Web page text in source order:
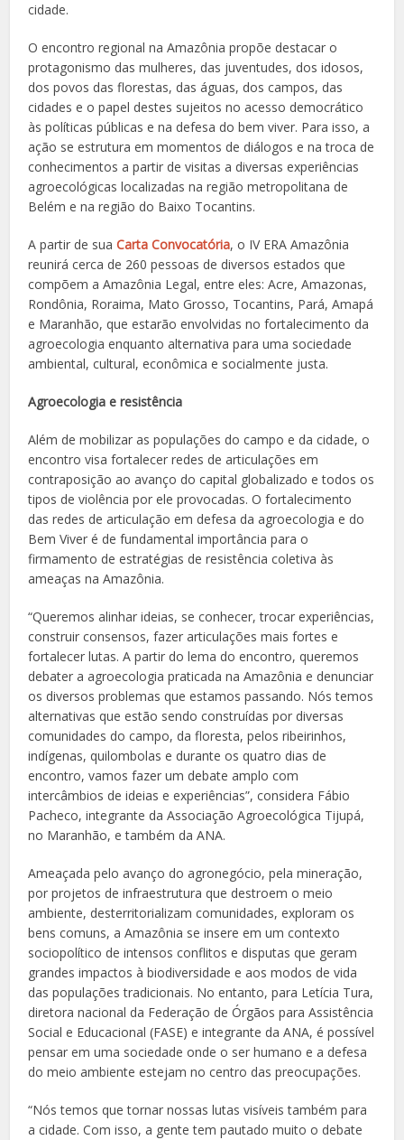
cidade.
O encontro regional na Amazônia propõe destacar o
protagonismo das mulheres, das juventudes, dos idosos,
dos povos das florestas, das águas, dos campos, das
cidades e o papel destes sujeitos no acesso democrático
às políticas públicas e na defesa do bem viver. Para isso, a
ação se estrutura em momentos de diálogos e na troca de
conhecimentos a partir de visitas a diversas experiências
agroecológicas localizadas na região metropolitana de
Belém e na região do Baixo Tocantins.
A partir de sua Carta Convocatória, o IV ERA Amazônia
reunirá cerca de 260 pessoas de diversos estados que
compõem a Amazônia Legal, entre eles: Acre, Amazonas,
Rondônia, Roraima, Mato Grosso, Tocantins, Pará, Amapá
e Maranhão, que estarão envolvidas no fortalecimento da
agroecologia enquanto alternativa para uma sociedade
ambiental, cultural, econômica e socialmente justa.
Agroecologia e resistência
Além de mobilizar as populações do campo e da cidade, o
encontro visa fortalecer redes de articulações em
contraposição ao avanço do capital globalizado e todos os
tipos de violência por ele provocadas. O fortalecimento
das redes de articulação em defesa da agroecologia e do
Bem Viver é de fundamental importância para o
firmamento de estratégias de resistência coletiva às
ameaças na Amazônia.
“Queremos alinhar ideias, se conhecer, trocar experiências,
construir consensos, fazer articulações mais fortes e
fortalecer lutas. A partir do lema do encontro, queremos
debater a agroecologia praticada na Amazônia e denunciar
os diversos problemas que estamos passando. Nós temos
alternativas que estão sendo construídas por diversas
comunidades do campo, da floresta, pelos ribeirinhos,
indígenas, quilombolas e durante os quatro dias de
encontro, vamos fazer um debate amplo com
intercâmbios de ideias e experiências”, considera Fábio
Pacheco, integrante da Associação Agroecológica Tijupá,
no Maranhão, e também da ANA.
Ameaçada pelo avanço do agronegócio, pela mineração,
por projetos de infraestrutura que destroem o meio
ambiente, desterritorializam comunidades, exploram os
bens comuns, a Amazônia se insere em um contexto
sociopolítico de intensos conflitos e disputas que geram
grandes impactos à biodiversidade e aos modos de vida
das populações tradicionais. No entanto, para Letícia Tura,
diretora nacional da Federação de Órgãos para Assistência
Social e Educacional (FASE) e integrante da ANA, é possível
pensar em uma sociedade onde o ser humano e a defesa
do meio ambiente estejam no centro das preocupações.
“Nós temos que tornar nossas lutas visíveis também para
a cidade. Com isso, a gente tem pautado muito o debate